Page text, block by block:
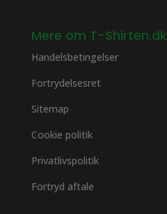
Mere om T-Shirten.dk
Handelsbetingelser
Fortrydelsesret
Sitemap
Cookie politik
Privatlivspolitik
Fortryd aftale